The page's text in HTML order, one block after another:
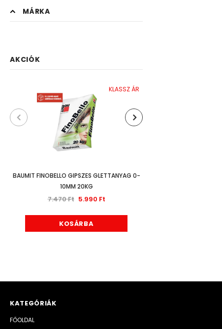
MÁRKA
AKCIÓK
KLASSZ ÁR
BAUMIT FINOBELLO GIPSZES GLETTANYAG 0-
10MM 20KG
7.470 Ft 5.990 Ft
KOSÁRBA
KATEGÓRIÁK
FŐOLDAL